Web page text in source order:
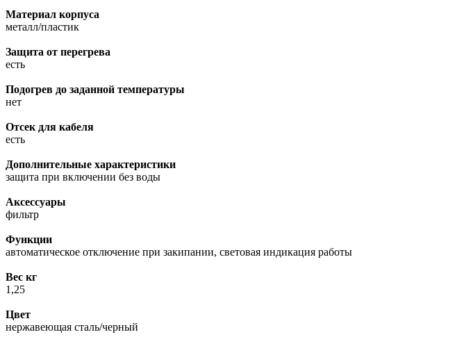
Материал корпуса
металл/пластик
Защита от перегрева
есть
Подогрев до заданной температуры
нет
Отсек для кабеля
есть
Дополнительные характеристики
защита при включении без воды
Аксессуары
фильтр
Функции
автоматическое отключение при закипании, световая индикация работы
Вес кг
1,25
Цвет
нержавеющая сталь/черный